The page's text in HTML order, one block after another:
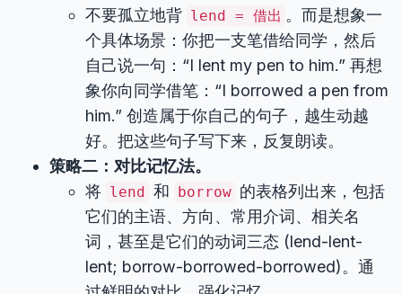
不要孤立地背 lend = 借出 。而是想象一
个具体场景：你把一支笔借给同学，然后
自己说一句：“I lent my pen to him.” 再想
象你向同学借笔：“I borrowed a pen from
him.” 创造属于你自己的句子，越生动越
好。把这些句子写下来，反复朗读。
策略二：对比记忆法。
将 lend 和 borrow 的表格列出来，包括
它们的主语、方向、常用介词、相关名
词，甚至是它们的动词三态 (lend-lent-
lent; borrow-borrowed-borrowed)。通